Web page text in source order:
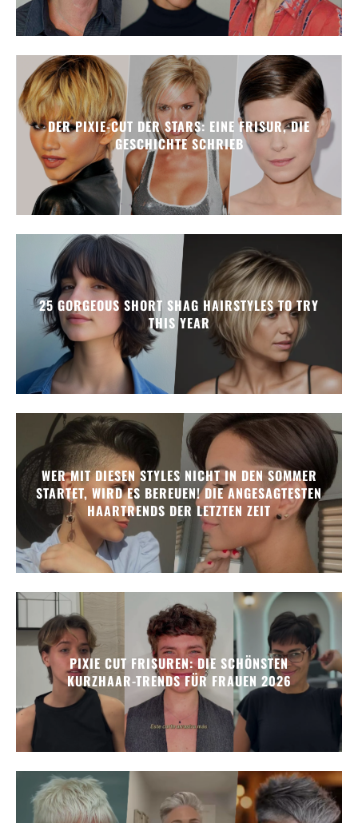
DER PIXIE-CUT DER STARS: EINE FRISUR, DIE
GESCHICHTE SCHRIEB
25 GORGEOUS SHORT SHAG HAIRSTYLES TO TRY
THIS YEAR
WER MIT DIESEN STYLES NICHT IN DEN SOMMER
STARTET, WIRD ES BEREUEN! DIE ANGESAGTESTEN
HAARTRENDS DER LETZTEN ZEIT
PIXIE CUT FRISUREN: DIE SCHÖNSTEN
KURZHAAR-TRENDS FÜR FRAUEN 2026